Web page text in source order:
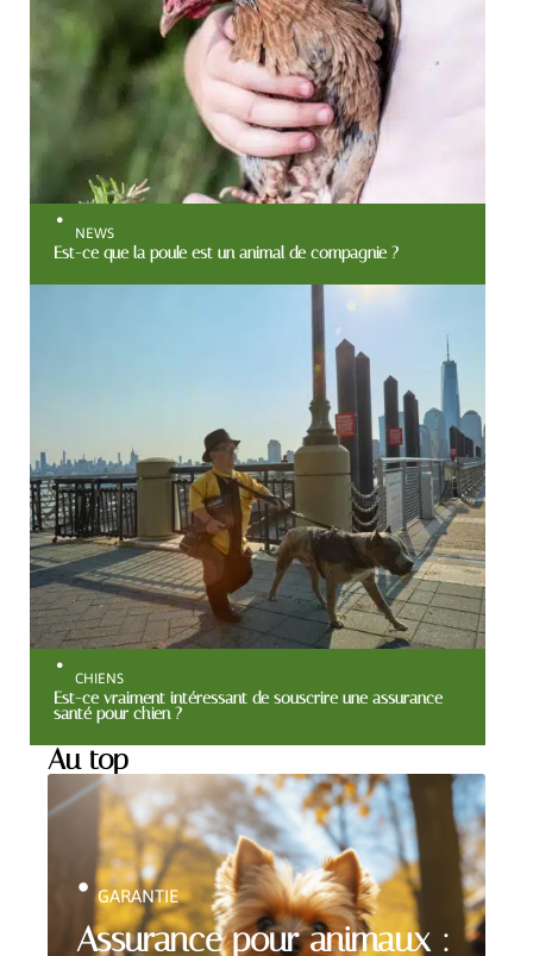
NEWS
Est-ce que la poule est un animal de compagnie ?
CHIENS
Est-ce vraiment intéressant de souscrire une assurance
santé pour chien ?
Au top
Assurance pour animaux :
GARANTIE